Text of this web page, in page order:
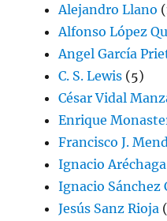
Alejandro Llano
Alfonso López
Angel García
C. S. Lewis (5)
César Vidal
Enrique
Francisco J.
Ignacio Aréchaga
Ignacio Sánchez
Jesús Sanz Rioja